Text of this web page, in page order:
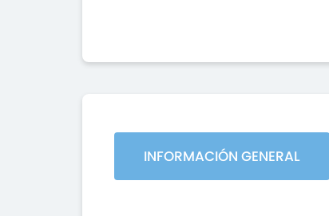
INFORMACIÓN GENERAL